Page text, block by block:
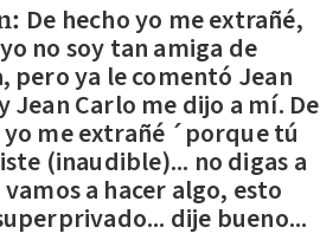
De hecho yo me extrañé,
no soy tan amiga de
pero ya le comentó Jean
Jean Carlo me dijo a mí. De
yo me extrañé ´porque tú
(inaudible)... no digas a
a hacer algo, esto
dije bueno...